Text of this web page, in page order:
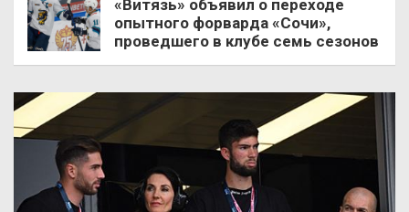
«Витязь» объявил о переходе
опытного форварда «Сочи»,
проведшего в клубе семь сезонов